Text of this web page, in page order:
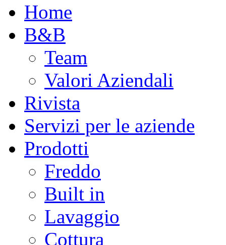
Home
B&B
Team
Valori Aziendali
Rivista
Servizi per le aziende
Prodotti
Freddo
Built in
Lavaggio
Cottura